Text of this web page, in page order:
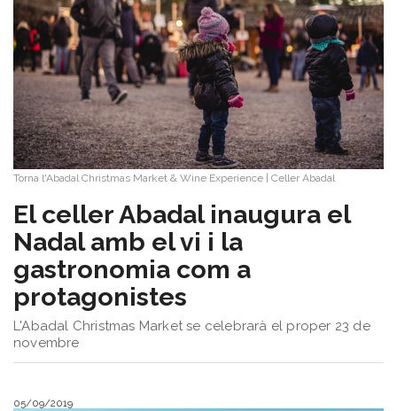
Torna l'Abadal Christmas Market & Wine Experience Celler Abadal
El celler Abadal inaugura el
Nadal amb el vi i la
gastronomia com a
protagonistes
L'Abadal Christmas Market se celebrarà el proper 23 de
novembre
05/09/2019